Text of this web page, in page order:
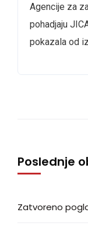
Agencije za
pohadjaju
pokazala od
Poslednje
Zatvoreno